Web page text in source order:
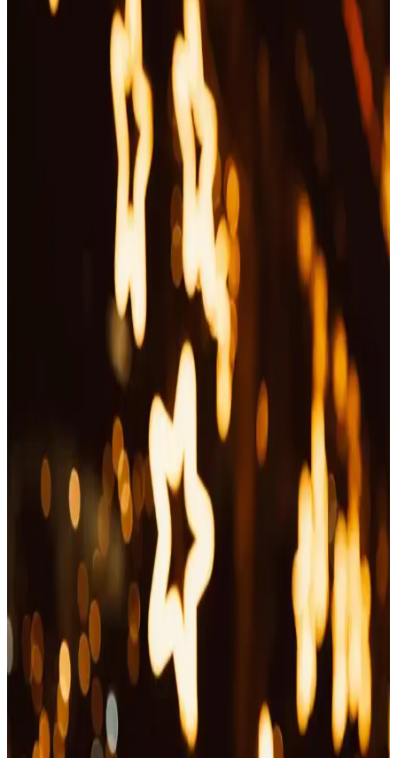
alanlarıyla sağlıklı yaşam ve güzellik için ideal, katkısız ve yüksek
kaliteli bir seçenek sunar.
Pire Şampuanlarının Kozmetik ve Kişisel
Bakımdaki Rolü ve Kullanım Alanları
Pire şampuanları, evcil hayvan ve insanlarda pirelerle mücadelede
kullanılan cilt dostu ürünlerdir. İçerik ve kullanım detayları sınırlı
olsa da, kozmetik ve kişisel bakımda önemli bir yer tutar.
Güvenli ve Ergonomik Tırnak Makası Seçim
Rehberi Güvenlik Özellikleri ve Tasarım Unsurları
Güvenli ve ergonomik tırnak makasları, entegre koruma,
yuvarlatılmış uçlar ve yay mekanizmasıyla kullanıcı ve evcil hayvan
güvenliğini sağlar, gelişmiş teknolojilerle pratik kullanım sunar.
Genel Markalar Silikon Banyo Duş Jeli Kesesi ve
Çok Yönlü Temizlik Aleti Tanıtımı
Genel Markalar'ın silikon duş jeli kesesi ve temizlik aleti, evcil
hayvan bakımı ve banyo hijyeni için dayanıklı, esnek ve kullanışlı
çözümler sunar. Kolay kullanım ve hijyen odaklı tasarımıyla öne
Transformasyon Berber Makas Seti Profesyonel ve
Çok Yönlü Kesim Aracı Özellikleri
Transformasyon berber makas seti, yüksek keskinlik ve dayanıklılık
sağlayan paslanmaz çelikten üretilmiş, ergonomik tasarımlı çok
yönlü bir kesim aracıdır.
Pire Damlası Nedir ve Evcil Hayvanlar ile İnsanlar
İçin Güvenli Kullanım Yöntemleri
Pire damlası, hayvanlar ve insanlar için güvenli, etkili parazit önleme
ürünüdür. Doğru kullanım ve içerik seçimi ile sağlığınızı
koruyabilirsiniz.
Biofeline Ürünleri ile Evcil Hayvanların Bağışıklık
ve Sindirim Sağlığını Güçlendirme
Biofeline, kediler ve köpekler için bağışıklık ve sindirim desteği
sağlayan doğal içerikli ürünler sunar, hayvanların yaşam kalitesini